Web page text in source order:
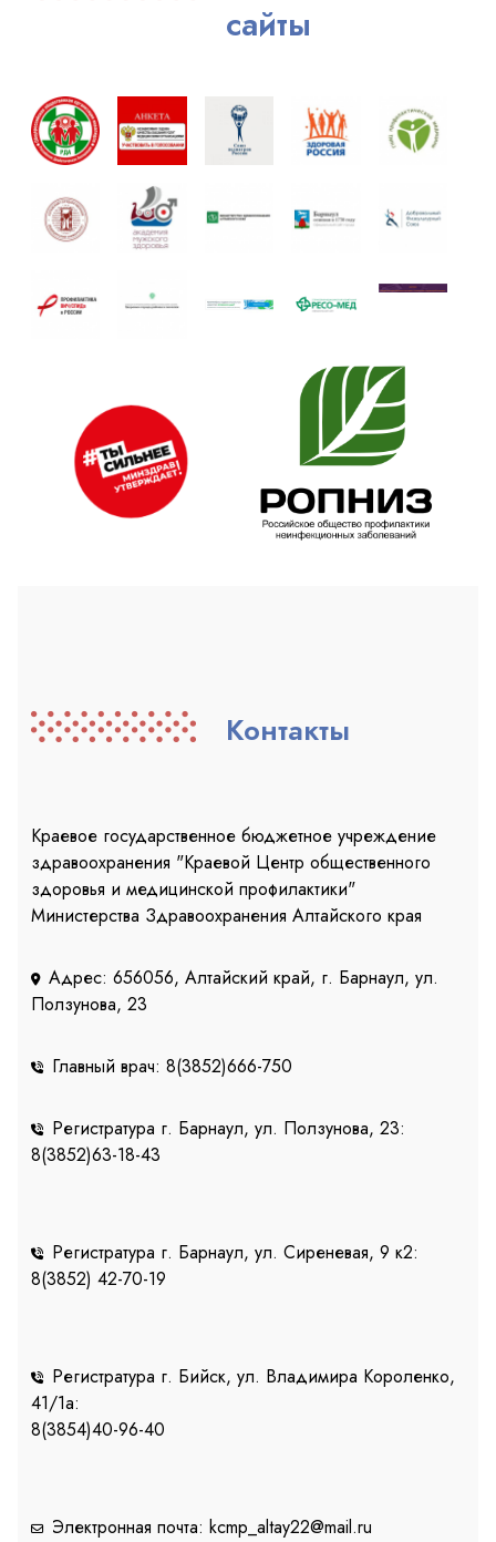
сайты
Контакты
Краевое государственное бюджетное учреждение
здравоохранения "Краевой Центр общественного
здоровья и медицинской профилактики"
Министерства Здравоохранения Алтайского края
Адрес: 656056, Алтайский край, г. Барнаул, ул.
Ползунова, 23
Главный врач: 8(3852)666-750
Регистратура г. Барнаул, ул. Ползунова, 23:
8(3852)63-18-43
Регистратура г. Барнаул, ул. Сиреневая, 9 к2:
8(3852) 42-70-19
Регистратура г. Бийск, ул. Владимира Короленко,
41/1a:
8(3854)40-96-40
Электронная почта: kcmp_altay22@mail.ru